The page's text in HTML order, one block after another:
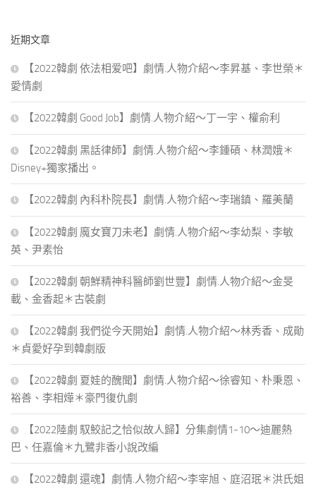
字:
近期文章
【2022韓劇 依法相爱吧】劇情.人物介紹～李昇基、李世榮＊
愛情劇
【2022韓劇 Good Job】劇情.人物介紹～丁一宇、權俞利
【2022韓劇 黑話律師】劇情.人物介紹～李鍾碩、林潤娥＊
Disney+獨家播出。
【2022韓劇 內科朴院長】劇情.人物介紹～李瑞鎮、羅美蘭
【2022韓劇 魔女寶刀未老】劇情.人物介紹～李幼梨、李敏
英、尹素怡
【2022韓劇 朝鮮精神科醫師劉世豐】劇情.人物介紹～金旻
載、金香起＊古裝劇
【2022韓劇 我們從今天開始】劇情.人物介紹～林秀香、成勛
＊貞愛好孕到韓劇版
【2022韓劇 夏娃的醜聞】劇情.人物介紹～徐睿知、朴秉恩、
裕善、李相燁＊豪門復仇劇
【2022陸劇 馭鮫記之恰似故人歸】分集劇情1-10～迪麗熱
巴、任嘉倫＊九鷺非香小說改編
【2022韓劇 還魂】劇情.人物介紹～李宰旭、庭沼珉＊洪氏姐